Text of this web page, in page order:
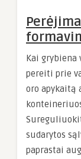
Kai grybiena
pereiti prie
oro apykaitą
sudarytos
paprastai